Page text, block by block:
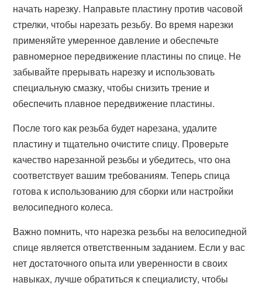
начать нарезку. Направьте пластину против часовой
стрелки, чтобы нарезать резьбу. Во время нарезки
применяйте умеренное давление и обеспечьте
равномерное передвижение пластины по спице. Не
забывайте прерывать нарезку и использовать
специальную смазку, чтобы снизить трение и
обеспечить плавное передвижение пластины.
После того как резьба будет нарезана, удалите
пластину и тщательно очистите спицу. Проверьте
качество нарезанной резьбы и убедитесь, что она
соответствует вашим требованиям. Теперь спица
готова к использованию для сборки или настройки
велосипедного колеса.
Важно помнить, что нарезка резьбы на велосипедной
спице является ответственным заданием. Если у вас
нет достаточного опыта или уверенности в своих
навыках, лучше обратиться к специалисту, чтобы